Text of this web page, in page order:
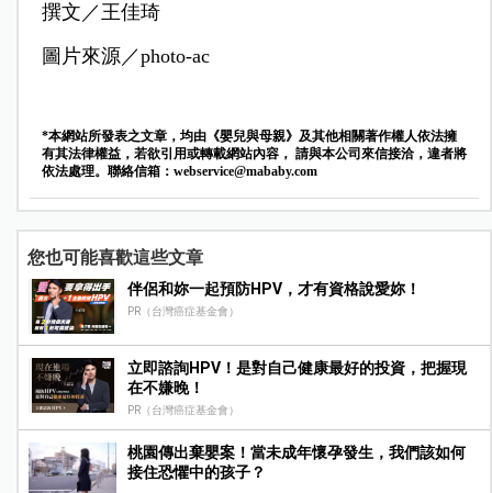
撰文／王佳琦
圖片來源／photo-ac
*本網站所發表之文章，均由《嬰兒與母親》及其他相關著作權人依法擁
有其法律權益，若欲引用或轉載網站內容， 請與本公司來信接洽，違者將
依法處理。聯絡信箱： webservice@mababy.com
您也可能喜歡這些文章
伴侶和妳一起預防HPV，才有資格說愛妳！
PR（台灣癌症基金會）
立即諮詢HPV！是對自己健康最好的投資，把握現
在不嫌晚！
PR（台灣癌症基金會）
桃園傳出棄嬰案！當未成年懷孕發生，我們該如何
接住恐懼中的孩子？